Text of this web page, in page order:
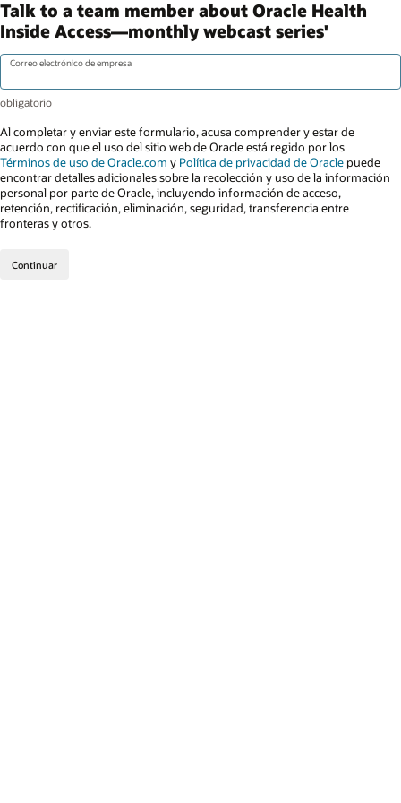
Talk to a team member about Oracle Health
Inside Access—monthly webcast series'
Correo electrónico de empresa
Al completar y enviar este formulario, acusa comprender y estar de
acuerdo con que el uso del sitio web de Oracle está regido por los
Términos de uso de Oracle.com y Política de privacidad de Oracle puede
encontrar detalles adicionales sobre la recolección y uso de la información
personal por parte de Oracle, incluyendo información de acceso,
retención, rectificación, eliminación, seguridad, transferencia entre
fronteras y otros.
Continuar